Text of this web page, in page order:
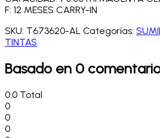
F: 12 MESES CARRY-IN
SKU: T673620-AL Categorías:
TINTAS
Basado en 0
0.0 Total
0
0
0